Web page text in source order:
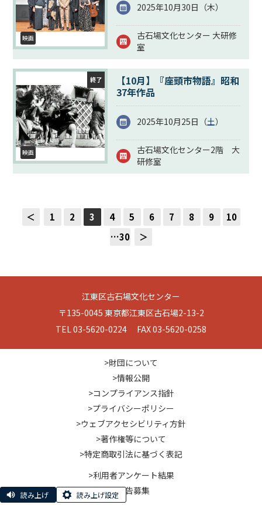
読み上げ 読み上げ設定
映画
2025年10月30日（木）
古石場文化センター 大研修
室
終了
映画
【10月】『座頭市物語』昭和
37年作品
2025年10月25日（土）
古石場文化センター2階 大
研修室
＜ 1 2 3 4 5 6 7 8 9
10
…30
＞
江東区古石場文化センター
〒135-0045 東京都江東区古石場2-13-2
TEL 03-5620-0224 FAX 03-5620-0258
>財団について
>情報公開
>コンプライアンス指針
>プライバシーポリシー
>ウェブアクセシビリティ方針
>著作権等について
>特定商取引法に基づく表記
>利用者アンケート結果
>広告募集